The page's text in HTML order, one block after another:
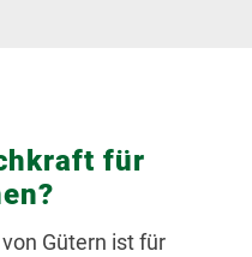
für
Gütern ist für